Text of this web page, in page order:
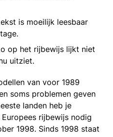
is moeilijk leesbaar
op het rijbewijs lijkt niet
uitziet.
van voor 1989
soms problemen geven
landen heb je
rijbewijs nodig
1998. Sinds 1998 staat